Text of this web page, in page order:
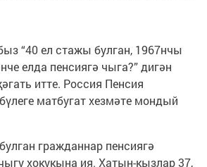
“40 ел стажы булган, 1967нчы
елда пенсиягә чыга?” дигән
итте. Россия Пенсия
матбугат хезмәте мондый
гражданнар пенсиягә
хокукына ия. Хатын-кызлар 37,